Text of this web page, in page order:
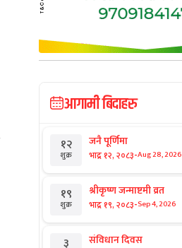
आगामी बिदाहरु
१२
शुक्र
जनै पूर्णिमा
भाद्र १२, २०८३-Aug 28, 2026
१९
शुक्र
श्रीकृष्ण जन्माष्टमी व्रत
भाद्र १९, २०८३-Sep 4, 2026
३ संविधान दिवस